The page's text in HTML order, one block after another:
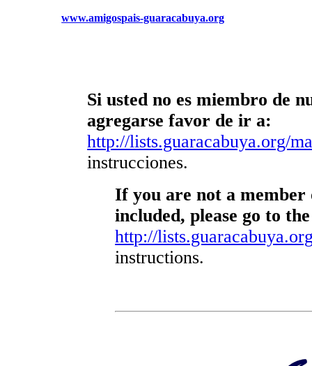
www.amigospais-guaracabuya.org
Si usted no es miembro de
agregarse favor de ir a:
http://lists.guaracabuya.org/
instrucciones.
If you are not a
included, please go to
http://
instructions.